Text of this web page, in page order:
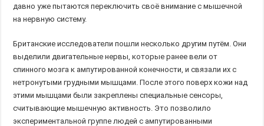
давно уже пытаются переключить своё внимание с мышечной
на нервную систему.
Британские исследователи пошли несколько другим путём. Они
выделили двигательные нервы, которые ранее вели от
спинного мозга к ампутированной конечности, и связали их с
нетронутыми грудными мышцами. После этого поверх кожи над
этими мышцами были закреплены специальные сенсоры,
считывающие мышечную активность. Это позволило
экспериментальной группе людей с ампутированными